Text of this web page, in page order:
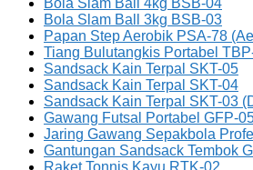
Bola Slam Ball 4kg BSB-04
Bola Slam Ball 3kg BSB-03
Papan Step Aerobik PSA-78
Tiang Bulutangkis Portabel
Sandsack Kain Terpal SKT-05
Sandsack Kain Terpal SKT-04
Sandsack Kain Terpal SKT-03
Gawang Futsal Portabel GFP-
Jaring Gawang Sepakbola
Gantungan Sandsack Tembok
Raket Tonnis Kayu RTK-02